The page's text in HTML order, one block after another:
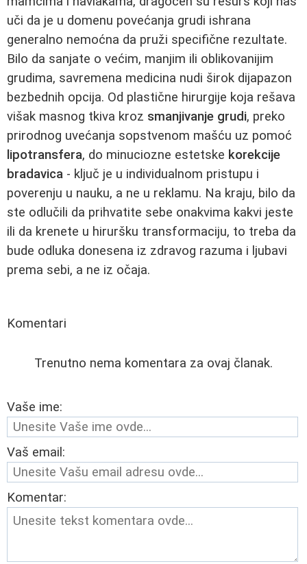
uči da je u domenu povećanja grudi ishrana
generalno nemoćna da pruži specifične rezultate.
Bilo da sanjate o većim, manjim ili oblikovanijim
grudima, savremena medicina nudi širok dijapazon
bezbednih opcija. Od plastične hirurgije koja rešava
višak masnog tkiva kroz smanjivanje grudi, preko
prirodnog uvećanja sopstvenom mašću uz pomoć
lipotransfera, do minuciozne estetske korekcije
bradavica - ključ je u individualnom pristupu i
poverenju u nauku, a ne u reklamu. Na kraju, bilo da
ste odlučili da prihvatite sebe onakvima kakvi jeste
ili da krenete u hiruršku transformaciju, to treba da
bude odluka donesena iz zdravog razuma i ljubavi
prema sebi, a ne iz očaja.
Komentari
Trenutno nema komentara za ovaj članak.
Vaše ime:
Vaš email:
Komentar: